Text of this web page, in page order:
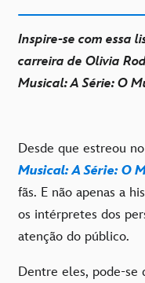
Inspire-se com essa
carreira de Olivia
Musical: A Série: O
Desde que estreou no
Musical: A Série: O
fãs. E não apenas a
os intérpretes dos
atenção do público.
Dentre eles, pode-se